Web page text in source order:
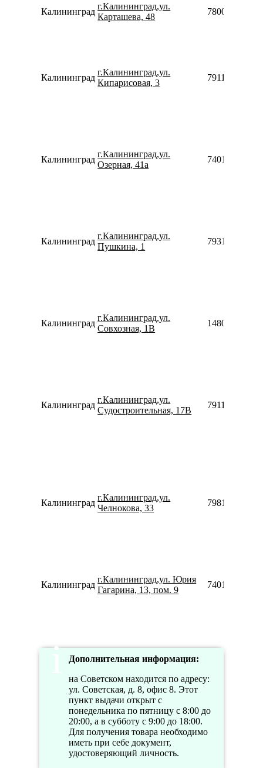
Калининград
г.Калининград,ул.
Карташева, 48
78007753553
Калининград
г.Калининград,ул.
Кипарисовая, 3
79114609759
Калининград
г.Калининград,ул.
Озерная, 41а
74012375381
Калининград
г.Калининград,ул.
Пушкина, 1
79316021968
Калининград
г.Калининград,ул.
Совхозная, 1В
Калининград
г.Калининград,ул.
Судостроительная, 17В
79114902409
Калининград
г.Калининград,ул.
Челнокова, 33
79814697702
Калининград
г.Калининград,ул. Юрия
Гагарина, 13, пом. 9
74012375382
Дополнительная информация:
на Советском находится по адресу:
ул. Советская, д. 8, офис 8. Этот
пункт выдачи открыт с
понедельника по пятницу с 8:00 до
20:00, а в субботу с 9:00 до 18:00.
Для получения товара необходимо
иметь при себе документ,
удостоверяющий личность.